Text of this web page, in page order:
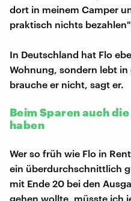
dort in meinem Camper
praktisch nichts
In Deutschland hat Flo
Wohnung, sondern lebt in
brauche er nicht, sagt er.
Beim Sparen auch
haben
Wer so früh wie Flo in
ein überdurchschnittlich
mit Ende 20 bei den
gehen wollte, müsste ich